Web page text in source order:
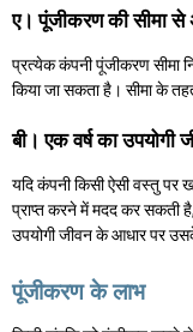
ए। पूंजीकरण की सीमा
प्रत्येक कंपनी पूंजीकरण सीमा
किया जा सकता है। सीमा के
बी। एक वर्ष का उपयोगी
यदि कंपनी किसी ऐसी वस्तु पर
प्राप्त करने में मदद कर सकती
उपयोगी जीवन के आधार पर
पूंजीकरण के लाभ